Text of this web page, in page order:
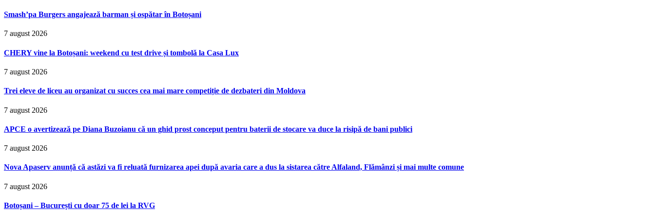
Smash’pa Burgers angajează barman și ospătar în Botoșani
7 august 2026
CHERY vine la Botoșani: weekend cu test drive și tombolă la Casa Lux
7 august 2026
Trei eleve de liceu au organizat cu succes cea mai mare competiție de dezbateri din Moldova
7 august 2026
APCE o avertizează pe Diana Buzoianu că un ghid prost conceput pentru baterii de stocare va duce la risipă de bani publici
7 august 2026
Nova Apaserv anunță că astăzi va fi reluată furnizarea apei după avaria care a dus la sistarea către Alfaland, Flămânzi și mai multe comune
7 august 2026
Botoșani – București cu doar 75 de lei la RVG